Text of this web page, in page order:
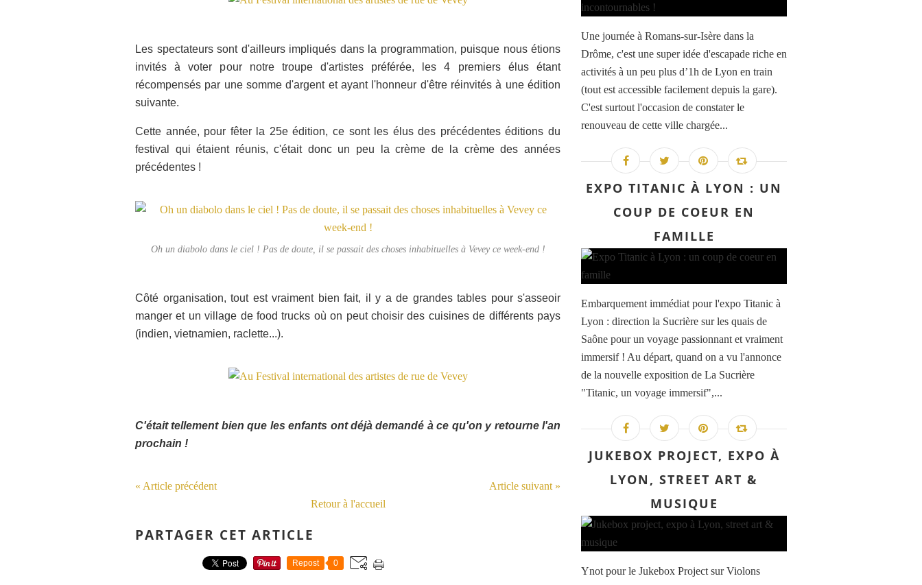
Les spectateurs sont d'ailleurs impliqués dans la programmation, puisque nous étions
invités à voter pour notre troupe d'artistes préférée, les 4 premiers élus étant
récompensés par une somme d'argent et ayant l'honneur d'être réinvités à une édition
suivante.
Cette année, pour fêter la 25e édition, ce sont les élus des précédentes éditions du
festival qui étaient réunis, c'était donc un peu la crème de la crème des années
précédentes !
Oh un diabolo dans le ciel ! Pas de doute, il se passait des choses inhabituelles à Vevey ce week-end !
Côté organisation, tout est vraiment bien fait, il y a de grandes tables pour s'asseoir
manger et un village de food trucks où on peut choisir des cuisines de différents pays
(indien, vietnamien, raclette...).
C'était tellement bien que les enfants ont déjà demandé à ce qu'on y retourne l'an
prochain !
« Article précédent
Article suivant »
Retour à l'accueil
PARTAGER CET ARTICLE
Repost 0
Une journée à Romans-sur-Isère dans la
Drôme, c'est une super idée d'escapade riche en
activités à un peu plus d’1h de Lyon en train
(tout est accessible facilement depuis la gare).
C'est surtout l'occasion de constater le
renouveau de cette ville chargée...
EXPO TITANIC À LYON : UN
COUP DE COEUR EN
FAMILLE
Embarquement immédiat pour l'expo Titanic à
Lyon : direction la Sucrière sur les quais de
Saône pour un voyage passionnant et vraiment
immersif ! Au départ, quand on a vu l'annonce
de la nouvelle exposition de La Sucrière
"Titanic, un voyage immersif",...
JUKEBOX PROJECT, EXPO À
LYON, STREET ART &
MUSIQUE
Ynot pour le Jukebox Project sur Violons